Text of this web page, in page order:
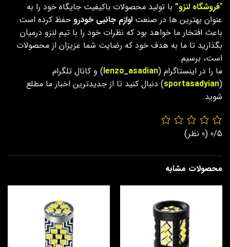
“فروشگاه لنزو” با تولید محصولات باکیفیت جایگاه خود را به
عنوان بهترین ها در صنعت لوازم جانبی خودرو حفظ کرده است.
باعث افتخار ما خواهد بود که نظرات خود را با تیم لنزو درمیان
بگذارید تا ما به هدف خود که رضایت شما عزیزان از محصولات
است، برسیم.
ما را در اینستاگرام (lenzo_asadian) و کانال تلگرام
(
sportasadyian) دنبال کنید تا از جدیدترین اخبار ما مطلع
شوید.
0/5 (0 نظر)
محصولات مشابه